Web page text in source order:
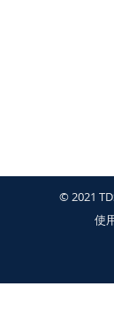
© 2021
使